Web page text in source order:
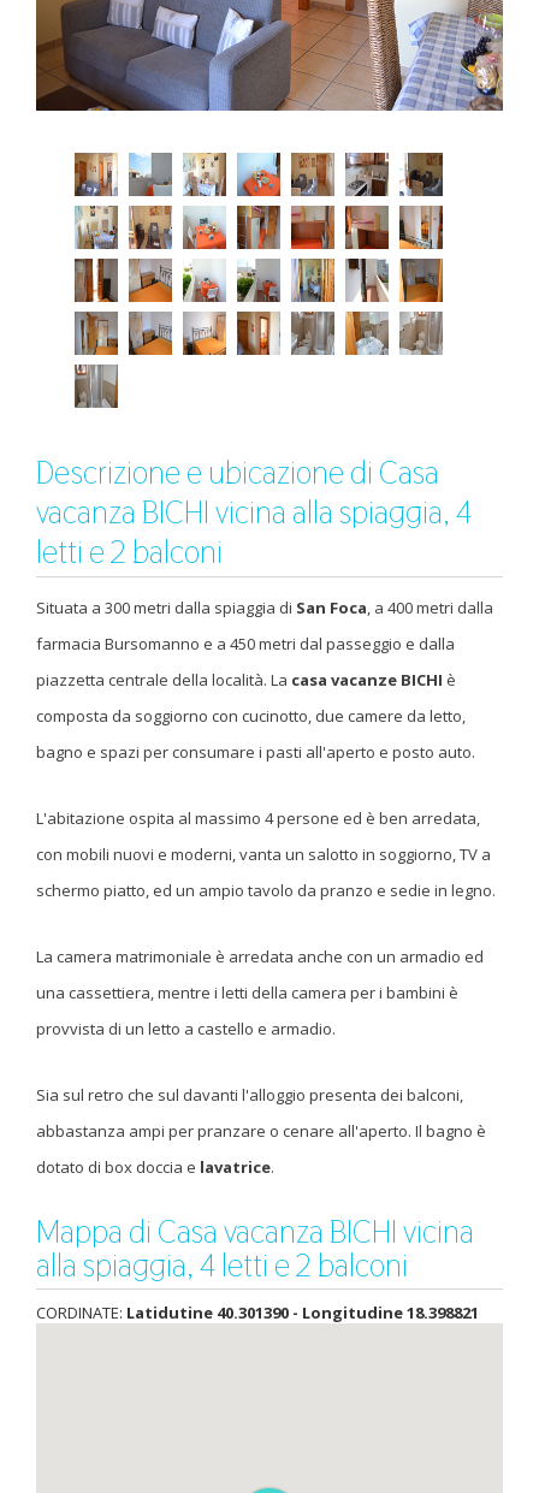
Descrizione e ubicazione di Casa
vacanza BICHI vicina alla spiaggia, 4
letti e 2 balconi
Situata a 300 metri dalla spiaggia di San Foca, a 400 metri dalla
farmacia Bursomanno e a 450 metri dal passeggio e dalla
piazzetta centrale della località. La casa vacanze BICHI è
composta da soggiorno con cucinotto, due camere da letto,
bagno e spazi per consumare i pasti all'aperto e posto auto.
L'abitazione ospita al massimo 4 persone ed è ben arredata,
con mobili nuovi e moderni, vanta un salotto in soggiorno, TV a
schermo piatto, ed un ampio tavolo da pranzo e sedie in legno.
La camera matrimoniale è arredata anche con un armadio ed
una cassettiera, mentre i letti della camera per i bambini è
provvista di un letto a castello e armadio.
Sia sul retro che sul davanti l'alloggio presenta dei balconi,
abbastanza ampi per pranzare o cenare all'aperto. Il bagno è
dotato di box doccia e lavatrice.
Mappa di Casa vacanza BICHI vicina
alla spiaggia, 4 letti e 2 balconi
CORDINATE: Latidutine 40.301390 - Longitudine 18.398821